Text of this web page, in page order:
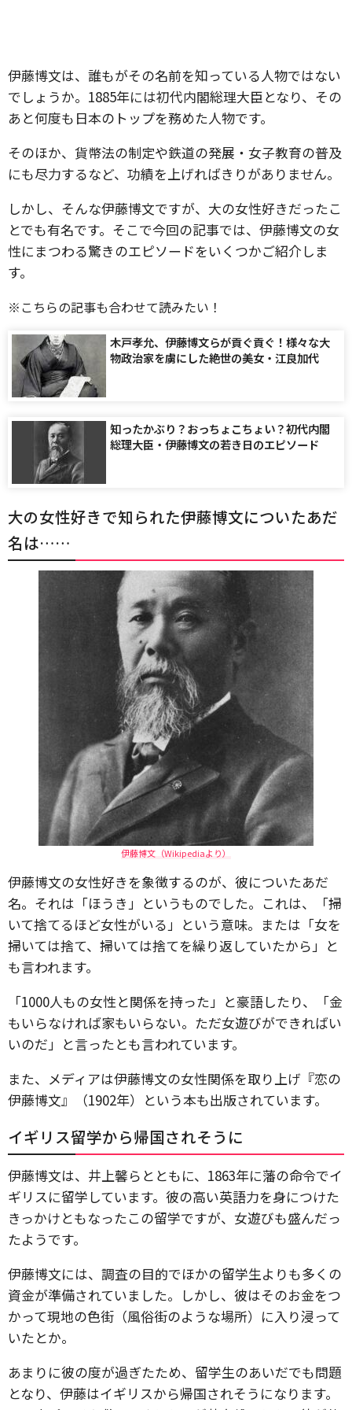
伊藤博文は、誰もがその名前を知っている人物ではない
でしょうか。1885年には初代内閣総理大臣となり、その
あと何度も日本のトップを務めた人物です。
そのほか、貨幣法の制定や鉄道の発展・女子教育の普及
にも尽力するなど、功績を上げればきりがありません。
しかし、そんな伊藤博文ですが、大の女性好きだったこ
とでも有名です。そこで今回の記事では、伊藤博文の女
性にまつわる驚きのエピソードをいくつかご紹介しま
す。
※こちらの記事も合わせて読みたい！
木戸孝允、伊藤博文らが貢ぐ貢ぐ！様々な大
物政治家を虜にした絶世の美女・江良加代
知ったかぶり？おっちょこちょい？初代内閣
総理大臣・伊藤博文の若き日のエピソード
大の女性好きで知られた伊藤博文についたあだ
名は……
伊藤博文（Wikipediaより）
伊藤博文の女性好きを象徴するのが、彼についたあだ
名。それは「ほうき」というものでした。これは、「掃
いて捨てるほど女性がいる」という意味。または「女を
掃いては捨て、掃いては捨てを繰り返していたから」と
も言われます。
「1000人もの女性と関係を持った」と豪語したり、「金
もいらなければ家もいらない。ただ女遊びができればい
いのだ」と言ったとも言われています。
また、メディアは伊藤博文の女性関係を取り上げ『恋の
伊藤博文』（1902年）という本も出版されています。
イギリス留学から帰国されそうに
伊藤博文は、井上馨らとともに、1863年に藩の命令でイ
ギリスに留学しています。彼の高い英語力を身につけた
きっかけともなったこの留学ですが、女遊びも盛んだっ
たようです。
伊藤博文には、調査の目的でほかの留学生よりも多くの
資金が準備されていました。しかし、彼はそのお金をつ
かって現地の色街（風俗街のような場所）に入り浸って
いたとか。
あまりに彼の度が過ぎたため、留学生のあいだでも問題
となり、伊藤はイギリスから帰国されそうになります。